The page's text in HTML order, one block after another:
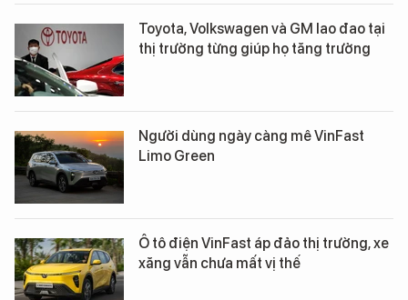
Toyota, Volkswagen và GM lao đao tại
thị trường từng giúp họ tăng trưởng
Người dùng ngày càng mê VinFast
Limo Green
Ô tô điện VinFast áp đảo thị trường, xe
xăng vẫn chưa mất vị thế